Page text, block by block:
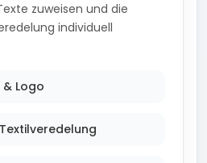
zuweisen und die
individuell
& Logo